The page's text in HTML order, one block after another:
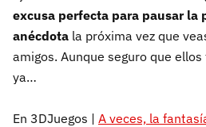
excusa perfecta para pausar la
anécdota la próxima vez que
amigos. Aunque seguro que
ya…
En 3DJuegos | A veces, la